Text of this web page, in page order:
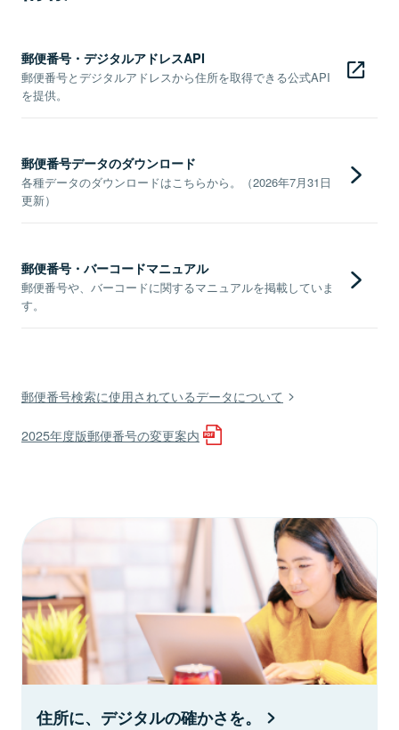
郵便番号・デジタルアドレスAPI
郵便番号とデジタルアドレスから住所を取得できる公式API
を提供。
郵便番号データのダウンロード
各種データのダウンロードはこちらから。（2026年7月31日
更新）
郵便番号・バーコードマニュアル
郵便番号や、バーコードに関するマニュアルを掲載していま
す。
郵便番号検索に使用されているデータについて
2025年度版郵便番号の変更案内
住所に、デジタルの確かさを。